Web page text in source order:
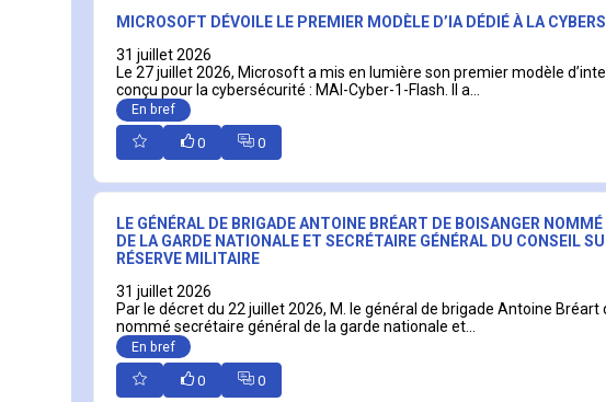
MICROSOFT DÉVOILE LE PREMIER MODÈLE D’IA DÉDIÉ À LA
31 juillet 2026
Le 27 juillet 2026, Microsoft a mis en lumière son premier modèle
conçu pour la cybersécurité : MAI-Cyber-1-Flash. Il a...
En bref
0 0
LE GÉNÉRAL DE BRIGADE ANTOINE BRÉART DE BOISANGER
DE LA GARDE NATIONALE ET SECRÉTAIRE GÉNÉRAL DU CONSEIL
RÉSERVE MILITAIRE
31 juillet 2026
Par le décret du 22 juillet 2026, M. le général de brigade Antoine Bréart
nommé secrétaire général de la garde nationale et...
En bref
0 0